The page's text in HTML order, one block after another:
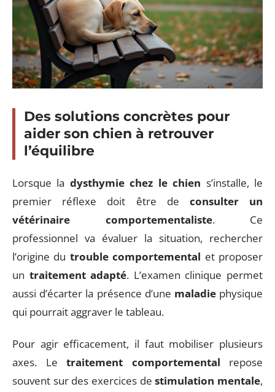
Des solutions concrètes pour
aider son chien à retrouver
l’équilibre
Lorsque la dysthymie chez le chien s’installe, le
premier réflexe doit être de consulter un
vétérinaire comportementaliste. Ce
professionnel va évaluer la situation, rechercher
l’origine du trouble comportemental et proposer
un traitement adapté. L’examen clinique permet
aussi d’écarter la présence d’une maladiephysique
qui pourrait aggraver le tableau.
Pour agir efficacement, il faut mobiliser plusieurs
axes. Le traitement comportemental repose
souvent sur des exercices destimulation mentale,